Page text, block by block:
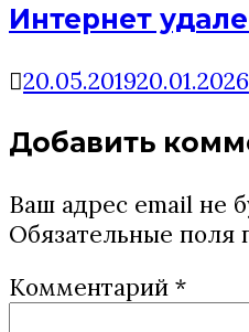
Интернет
20.05.201920.01.2026
Добавить
Ваш адрес email не
Обязательные поля
Комментарий *